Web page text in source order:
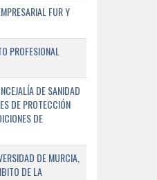
FUR Y
PROFESIONAL
DE SANIDAD
DE PROTECCIÓN
DE
DE MURCIA,
DE LA